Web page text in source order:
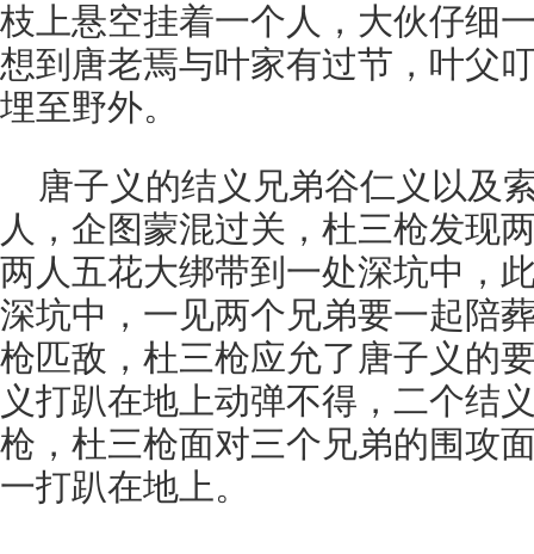
枝上悬空挂着一个人，大伙仔细
想到唐老焉与叶家有过节，叶父
埋至野外。
唐子义的结义兄弟谷仁义以及
人，企图蒙混过关，杜三枪发现
两人五花大绑带到一处深坑中，
深坑中，一见两个兄弟要一起陪
枪匹敌，杜三枪应允了唐子义的
义打趴在地上动弹不得，二个结
枪，杜三枪面对三个兄弟的围攻
一打趴在地上。